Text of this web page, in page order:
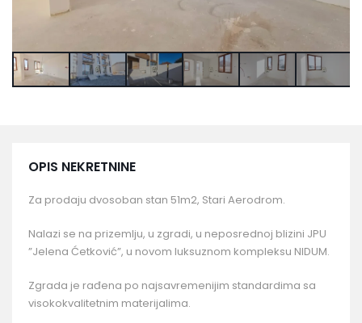
OPIS NEKRETNINE
Za prodaju dvosoban stan 51m2, Stari Aerodrom.
Nalazi se na prizemlju, u zgradi, u neposrednoj blizini JPU
”Jelena Ćetković”, u novom luksuznom kompleksu NIDUM.
Zgrada je rađena po najsavremenijim standardima sa
visokokvalitetnim materijalima.